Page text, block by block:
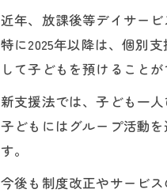
近年、放課後等デイサー
特に2025年以降は、個別
して子どもを預けること
新支援法では、子ども一
子どもにはグループ活動
す。
今後も制度改正やサービ